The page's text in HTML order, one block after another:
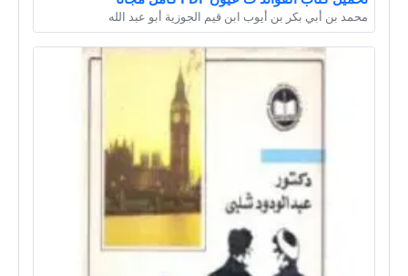
محمد بن أبي بكر بن أيوب ابن قيم الجوزية أبو عبد الله